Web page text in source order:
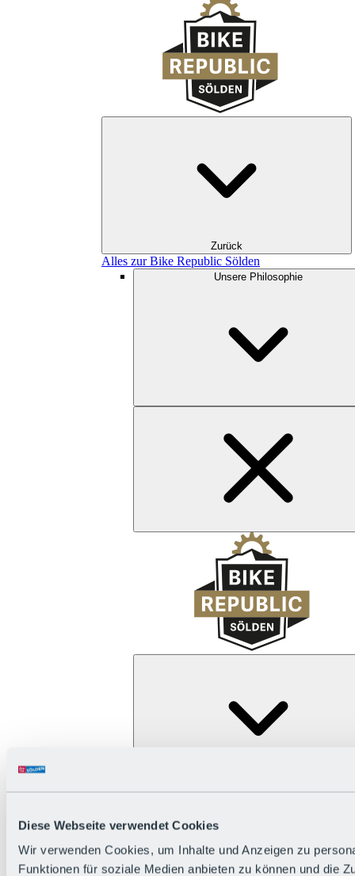
Diese Webseite verwendet Cookies
Wir verwenden Cookies, um Inhalte und Anzeigen zu
Funktionen für soziale Medien anbieten zu können und die
Zurück
Alles zur Bike Republic Sölden
Unsere Philosophie
Bürger:in werden
Bikepark-Rules
Bikepark-Partnerschaften